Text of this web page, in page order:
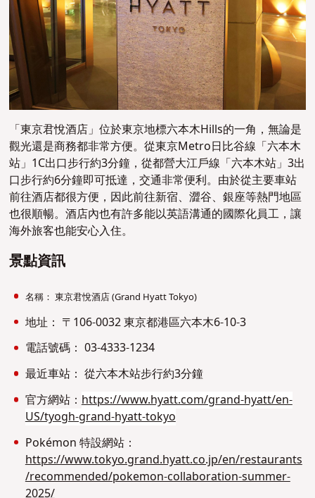
「東京君悅酒店」位於東京地標六本木Hills的一角，無論是
觀光還是商務都非常方便。從東京Metro日比谷線「六本木
站」1C出口步行約3分鐘，從都營大江戶線「六本木站」3出
口步行約6分鐘即可抵達，交通非常便利。由於從主要車站
前往酒店都很方便，因此前往新宿、澀谷、銀座等熱門地區
也很順暢。酒店內也有許多能以英語溝通的國際化員工，讓
海外旅客也能安心入住。
景點資訊
名稱： 東京君悅酒店 (Grand Hyatt Tokyo)
地址： 〒106-0032 東京都港區六本木6-10-3
電話號碼： 03-4333-1234
最近車站： 從六本木站步行約3分鐘
官方網站：https://www.hyatt.com/grand-hyatt/en-
US/tyogh-grand-hyatt-tokyo
Pokémon 特設網站：
https://www.tokyo.grand.hyatt.co.jp/en/restaurants
/recommended/pokemon-collaboration-summer-
2025/